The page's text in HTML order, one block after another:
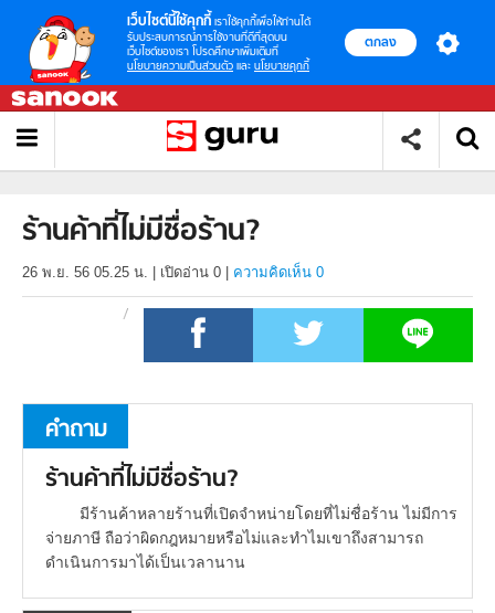
เว็บไซต์นี้ใช้คุกกี้ เราใช้คุกกี้เพื่อให้ท่านได้
รับประสบการณ์การใช้งานที่ดีที่สุดบน
เว็บไซต์ของเรา โปรดศึกษาเพิ่มเติมที่
นโยบายความเป็นส่วนตัว และ นโยบายคุกกี้
ตกลง
ร้านค้าที่ไม่มีชื่อร้าน?
26 พ.ย. 56 05.25 น. เปิดอ่าน 0 ความคิดเห็น 0
คำถาม
ร้านค้าที่ไม่มีชื่อร้าน?
มีร้านค้าหลายร้านที่เปิดจำหน่ายโดยที่ไม่ชื่อร้าน ไม่มีการ
จ่ายภาษี ถือว่าผิดกฎหมายหรือไม่และทำไมเขาถึงสามารถ
ดำเนินการมาได้เป็นเวลานาน